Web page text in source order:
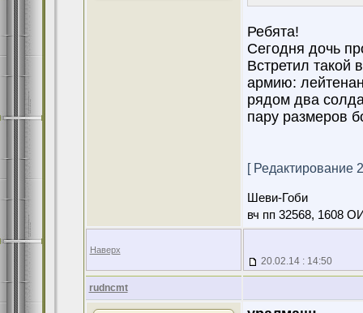
Ребята!
Сегодня дочь
Встретил такой
армию:
рядом два
пару размеров
[ Редактирование
Шеви-Гоби
вч пп 32568, 1608
Наверх
20.02.14 : 14:50
rudncmt